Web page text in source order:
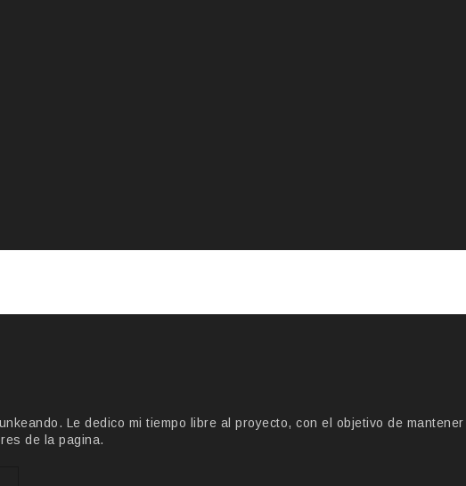
Le dedico mi tiempo libre al proyecto, con el objetivo de mantener
de la pagina.